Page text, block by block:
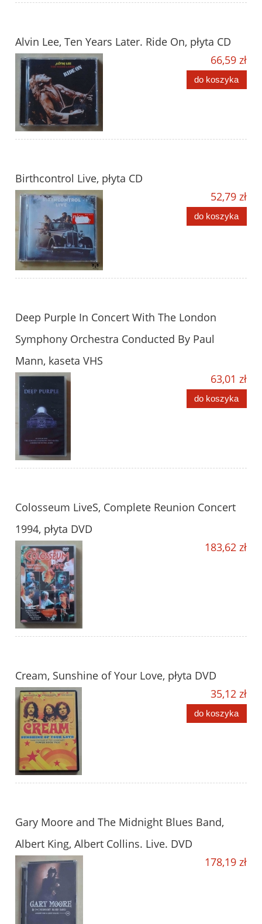
Alvin Lee, Ten Years Later. Ride On, płyta CD
66,59 zł
do koszyka
Birthcontrol Live, płyta CD
52,79 zł
do koszyka
Deep Purple In Concert With The London
Symphony Orchestra Conducted By Paul
Mann, kaseta VHS
63,01 zł
do koszyka
Colosseum LiveS, Complete Reunion Concert
1994, płyta DVD
183,62 zł
Cream, Sunshine of Your Love, płyta DVD
35,12 zł
do koszyka
Gary Moore and The Midnight Blues Band,
Albert King, Albert Collins. Live. DVD
178,19 zł